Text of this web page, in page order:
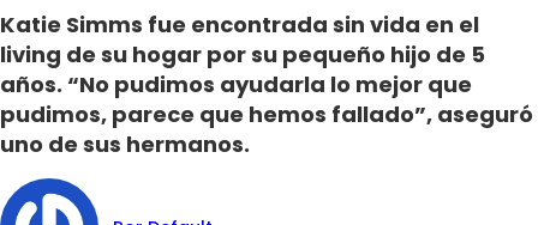
Katie Simms fue encontrada sin vida en el
living de su hogar por su pequeño hijo de 5
años. “No pudimos ayudarla lo mejor que
pudimos, parece que hemos fallado”, aseguró
uno de sus hermanos.